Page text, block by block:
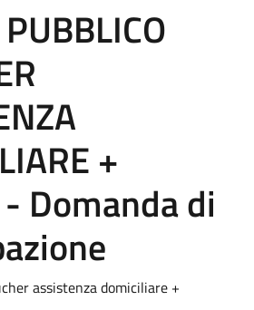
+
Domanda di
assistenza domiciliare +